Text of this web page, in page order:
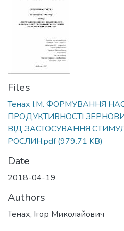
Files
Тенах І.М. ФОРМУВАННЯ
ПРОДУКТИВНОСТІ
ВІД ЗАСТОСУВАННЯ
РОСЛИН.pdf(979.71 KB)
Date
2018-04-19
Authors
Тенах, Ігор Миколайович